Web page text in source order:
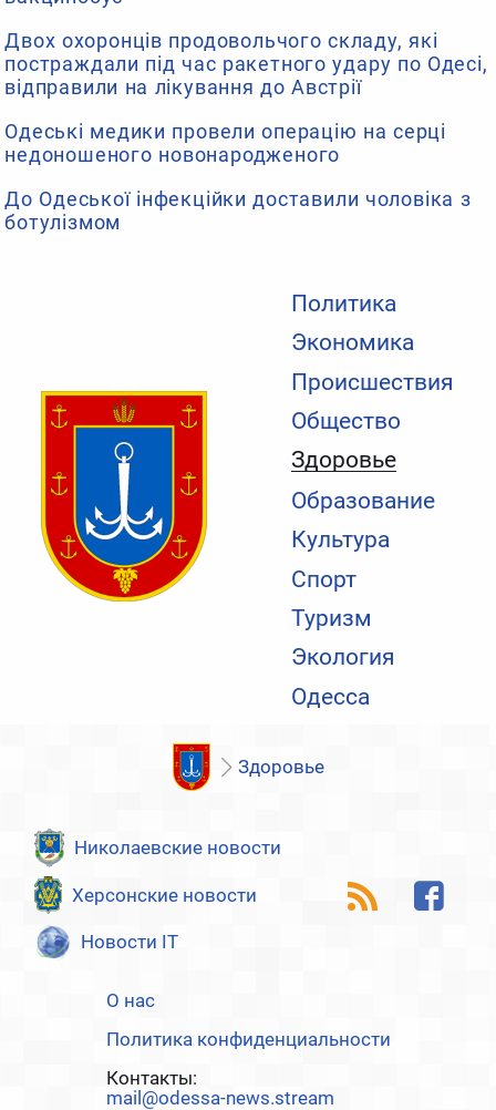
Политика
Экономика
Происшествия
Общество
Здоровье
Образование
Культура
Спорт
Туризм
Экология
Одесса
Двох охоронців продовольчого складу, які
постраждали під час ракетного удару по Одесі,
відправили на лікування до Австрії
Одеські медики провели операцію на серці
недоношеного новонародженого
До Одеської інфекційки доставили чоловіка з
ботулізмом
Здоровье
Николаевские новости
Херсонские новости
Новости IT
О нас
Политика конфиденциальности
Контакты:
mail@odessa-news.stream